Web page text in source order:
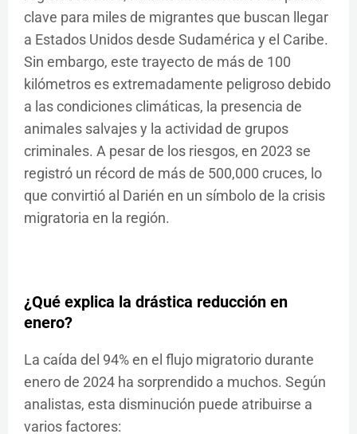
clave para miles de migrantes que buscan llegar
a Estados Unidos desde Sudamérica y el Caribe.
Sin embargo, este trayecto de más de 100
kilómetros es extremadamente peligroso debido
a las condiciones climáticas, la presencia de
animales salvajes y la actividad de grupos
criminales. A pesar de los riesgos, en 2023 se
registró un récord de más de 500,000 cruces, lo
que convirtió al Darién en un símbolo de la crisis
migratoria en la región.
¿Qué explica la drástica reducción en
enero?
La caída del 94% en el flujo migratorio durante
enero de 2024 ha sorprendido a muchos. Según
analistas, esta disminución puede atribuirse a
varios factores: